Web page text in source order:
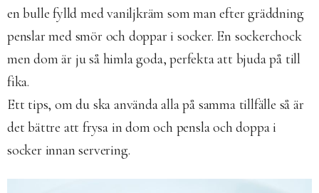
en bulle fylld med vaniljkräm som man efter gräddning
penslar med smör och doppar i socker. En sockerchock
men dom är ju så himla goda, perfekta att bjuda på till
fika.
Ett tips, om du ska använda alla på samma tillfälle så är
det bättre att frysa in dom och pensla och doppa i
socker innan servering.